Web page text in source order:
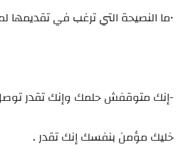
•ما النصيحة التي ترغب في تقديمها
-إنك متوقفش حلمك وإنك تقدر
خليك مؤمن بنفسك إنك تقدر .